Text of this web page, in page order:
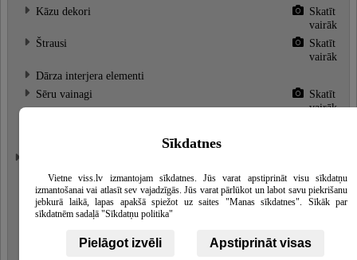
Kāzu dekori
Skatīt
vairāk
Štrausi
Skatīt
vairāk
Dārza interjera elementi
Sēru vainagi
Skatīt
vairāk
vairāk
Ziedu kompozīcijas
Skatīt
vairāk
Līgavu pušķi
Sīkdatnes
Vietne viss.lv izmantojam sīkdatnes. Jūs varat apstiprināt visu sīkdatņu
izmantošanai vai atlasīt sev vajadzīgās. Jūs varat pārlūkot un labot savu piekrišanu
jebkurā laikā, lapas apakšā spiežot uz saites "Manas sīkdatnes". Sīkāk par
sīkdatnēm sadaļā "Sīkdatņu politika"
Pielāgot izvēli Apstiprināt visas